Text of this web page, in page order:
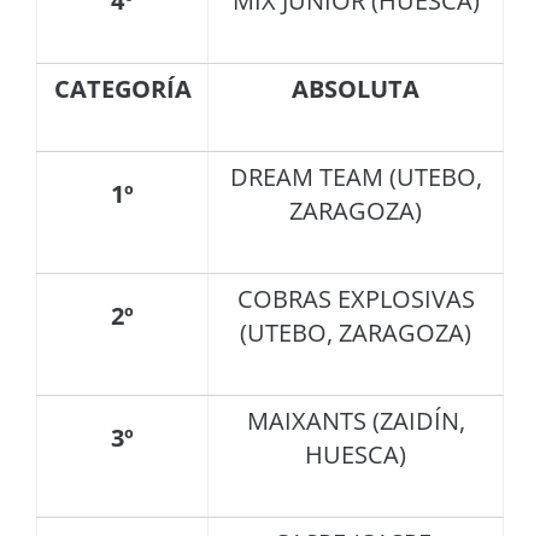
CATEGORÍA ABSOLUTA
1º
DREAM TEAM (UTEBO,
ZARAGOZA)
2º
COBRAS EXPLOSIVAS
(UTEBO, ZARAGOZA)
3º
MAIXANTS (ZAIDÍN,
HUESCA)